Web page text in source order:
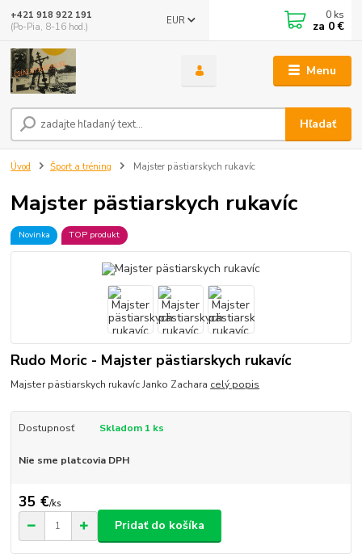
Menu
EUR
Hľadať
+421 918 922 191
(Po-Pia, 8-16 hod.)
0 ks
za 0 €
Úvod Šport a tréning Majster pästiarskych rukavíc
Majster pästiarskych rukavíc
Novinka TOP produkt
Rudo Moric - Majster pästiarskych rukavíc
Majster pästiarskych rukavíc Janko Zachara celý popis
Dostupnosť Skladom 1 ks
Nie sme platcovia DPH
35 €/ks
Pridať do košíka